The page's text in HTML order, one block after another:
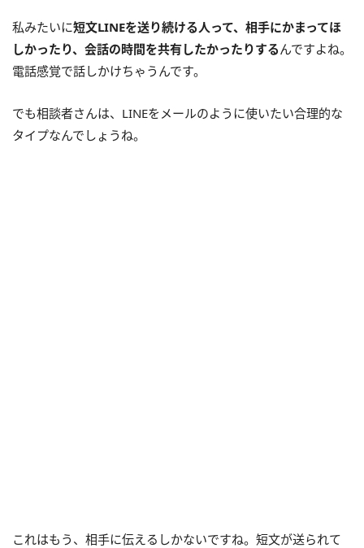
私みたいに短文LINEを送り続ける人って、相手にかまってほ
しかったり、会話の時間を共有したかったりする んですよね。
電話感覚で話しかけちゃうんです。
でも相談者さんは、LINEをメールのように使いたい合理的な
タイプなんでしょうね。
これはもう、相手に伝えるしかないですね。短文が送られて